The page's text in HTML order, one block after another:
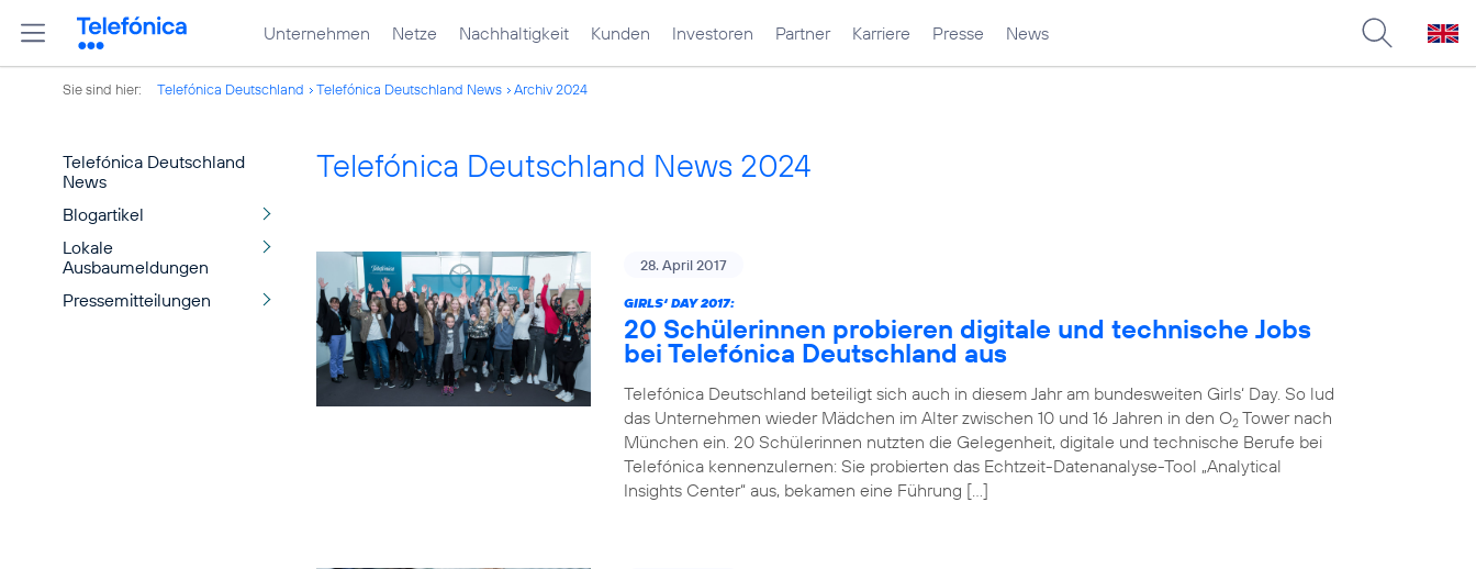
Unternehmen Netze Nachhaltigkeit Kunden Investoren Partner Karriere Presse News
Sie sind hier: Telefónica Deutschland Telefónica Deutschland News Archiv 2024
Telefónica Deutschland
News
Blogartikel
Lokale
Ausbaumeldungen
Pressemitteilungen
Telefónica Deutschland News 2024
28. April 2017
GIRLS‘ DAY 2017:
20 Schülerinnen probieren digitale und technische Jobs
bei Telefónica Deutschland aus
Telefónica Deutschland beteiligt sich auch in diesem Jahr am bundesweiten Girls‘ Day. So lud
das Unternehmen wieder Mädchen im Alter zwischen 10 und 16 Jahren in den O2 Tower nach
München ein. 20 Schülerinnen nutzten die Gelegenheit, digitale und technische Berufe bei
Telefónica kennenzulernen: Sie probierten das Echtzeit-Datenanalyse-Tool „Analytical
Insights Center“ aus, bekamen eine Führung […]